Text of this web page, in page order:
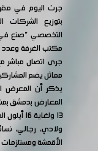
جرت اليوم في
بتوزيع
التخصصي "صنع
مكتب الغرفة
جرى اتصال مباشر
مماثل يضم
يذكر أن المعرض
13
ولادي، رجالي،
الأقمشة ومستلزمات